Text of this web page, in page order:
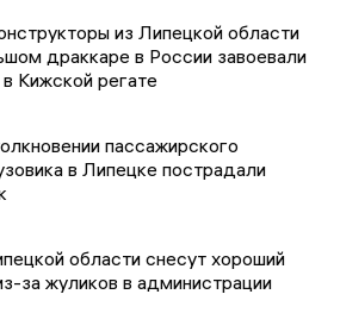
из Липецкой области
драккаре в России завоевали
Кижской регате
пассажирского
в Липецке пострадали
области снесут хороший
за жуликов в администрации